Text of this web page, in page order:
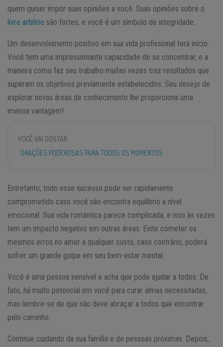
quem quiser impor suas opiniões a você. Suas opiniões sobre o
livre arbítrio são fortes, e você é um símbolo de integridade.
Um desenvolvimento positivo em sua vida profissional terá início.
Você tem uma impressionante capacidade de se concentrar, e a
maneira como faz seu trabalho muitas vezes traz resultados que
superam os objetivos previamente estabelecidos. Seu desejo de
explorar novas áreas de conhecimento lhe proporciona uma
imensa vantagem!
VOCÊ VAI GOSTAR
ORAÇÕES PODEROSAS PARA TODOS OS MOMENTOS
Entretanto, todo esse sucesso pode ser rapidamente
comprometido caso você não encontra equilíbrio a nível
emocional. Sua vida romântica parece complicada, e isso às vezes
tem um impacto negativo em outras áreas. Evite cometer os
mesmos erros no amor a qualquer custo, caso contrário, poderá
sofrer um grande golpe em seu bem-estar mental.
Você é uma pessoa sensível e acha que pode ajudar a todos. De
fato, há muito potencial em você para curar almas necessitadas,
mas lembre-se de que não deve abraçar a todos que encontrar
pelo caminho.
Continue cuidando da sua família e de pessoas próximas. Depois,